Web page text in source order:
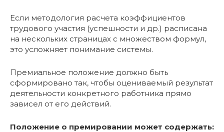
Если методология расчета коэффициентов
трудового участия (успешности и др.) расписана
на нескольких страницах с множеством формул,
это усложняет понимание системы.
Премиальное положение должно быть
сформировано так, чтобы оцениваемый результат
деятельности конкретного работника прямо
зависел от его действий.
Положение о премировании может содержать: